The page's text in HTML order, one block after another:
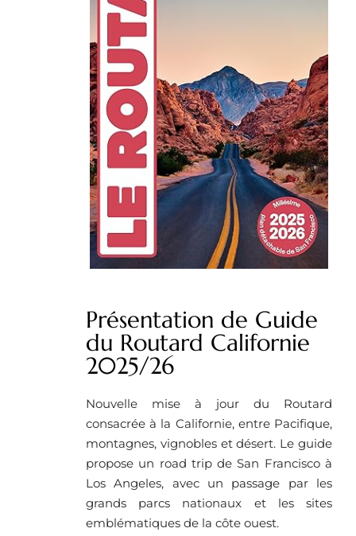
Présentation de Guide
du Routard Californie
2025/26
Nouvelle mise à jour du Routard
consacrée à la Californie, entre Pacifique,
montagnes, vignobles et désert. Le guide
propose un road trip de San Francisco à
Los Angeles, avec un passage par les
grands parcs nationaux et les sites
emblématiques de la côte ouest.